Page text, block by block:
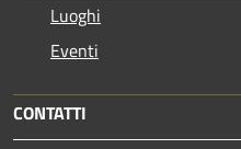
Luoghi
Eventi
CONTATTI